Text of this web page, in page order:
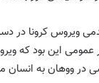
عمومی این بود که
در ووهان به